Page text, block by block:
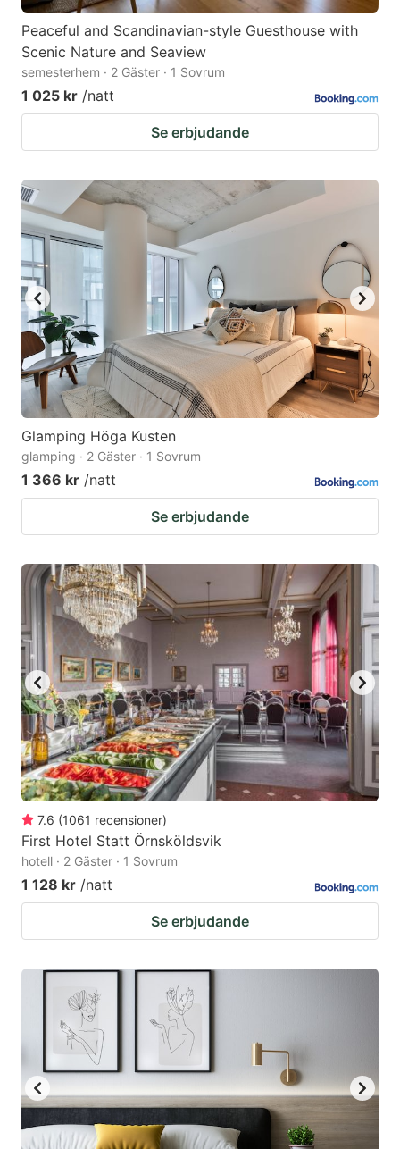
Peaceful and Scandinavian-style Guesthouse with
Scenic Nature and Seaview
semesterhem · 2 Gäster · 1 Sovrum
1 025 kr /natt
Se erbjudande
Glamping Höga Kusten
glamping · 2 Gäster · 1 Sovrum
1 366 kr /natt
Se erbjudande
7.6 (1061 recensioner)
First Hotel Statt Örnsköldsvik
hotell · 2 Gäster · 1 Sovrum
1 128 kr /natt
Se erbjudande